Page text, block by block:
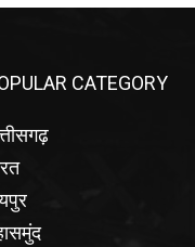
CATEGORY